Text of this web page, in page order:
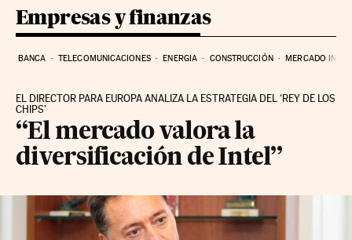
Empresas y finanzas
BANCA TELECOMUNICACIONES ENERGIA CONSTRUCCIÓN MERCADO
EL DIRECTOR PARA EUROPA ANALIZA LA ESTRATEGIA DEL ‘REY DE LOS
CHIPS’
“El mercado valora la
diversificación de Intel”